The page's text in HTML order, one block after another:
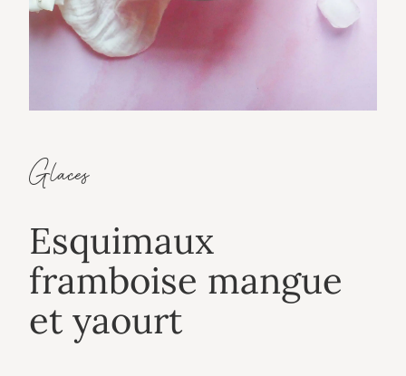
Glaces
Esquimaux
framboise mangue
et yaourt